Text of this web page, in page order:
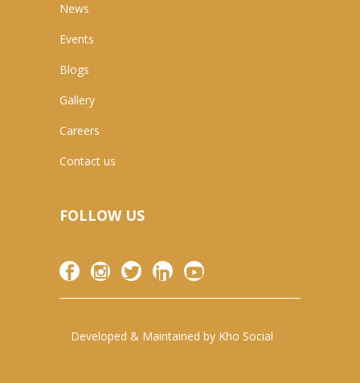
News
Events
Blogs
Gallery
Careers
Contact us
FOLLOW US
Developed & Maintained by Kho Social